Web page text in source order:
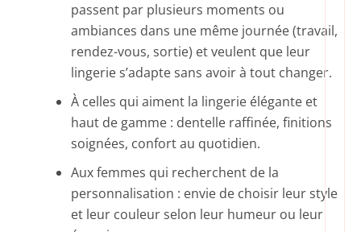
passent par plusieurs moments ou
ambiances dans une même journée (travail,
rendez-vous, sortie) et veulent que leur
lingerie s’adapte sans avoir à tout changer.
À celles qui aiment la lingerie élégante et
haut de gamme : dentelle raffinée, finitions
soignées, confort au quotidien.
Aux femmes qui recherchent de la
personnalisation : envie de choisir leur style
et leur couleur selon leur humeur ou leur